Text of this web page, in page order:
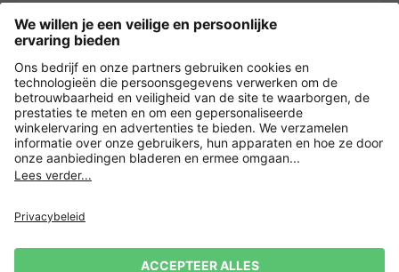
Nederland
Payment and Delivery
Versleuteling met
Verkoopvoorwaarden Leveringsvoorwaarden